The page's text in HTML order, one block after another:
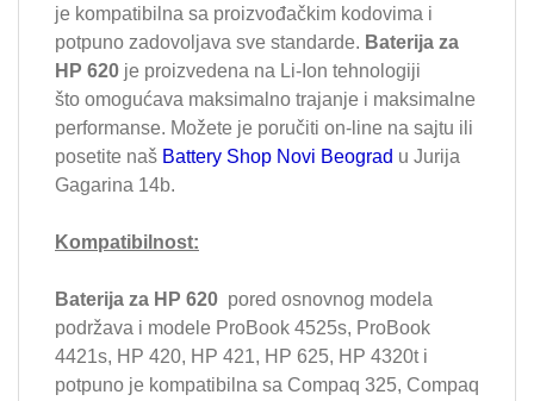
je kompatibilna sa proizvođačkim kodovima i
potpuno zadovoljava sve standarde. Baterija za
HP 620 je proizvedena na Li-Ion tehnologiji
što omogućava maksimalno trajanje i maksimalne
performanse. Možete je poručiti on-line na sajtu ili
posetite naš Battery Shop Novi Beograd u Jurija
Gagarina 14b.
Kompatibilnost:
Baterija za HP 620 pored osnovnog modela
podržava i modele ProBook 4525s, ProBook
4421s, HP 420, HP 421, HP 625, HP 4320ti
potpuno je kompatibilna sa Compaq 325, Compaq